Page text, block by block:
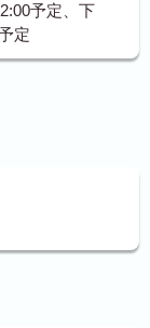
予定、下
定